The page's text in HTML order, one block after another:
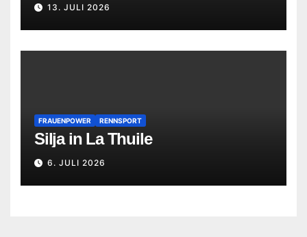
13. JULI 2026
FRAUENPOWER RENNSPORT
Silja in La Thuile
6. JULI 2026